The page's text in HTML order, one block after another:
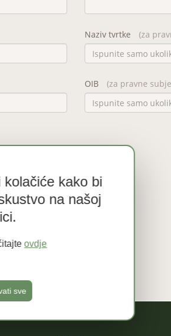
kako bi
na našoj
ovdje
sve
Naziv tvrtke (za
OIB (za pravne